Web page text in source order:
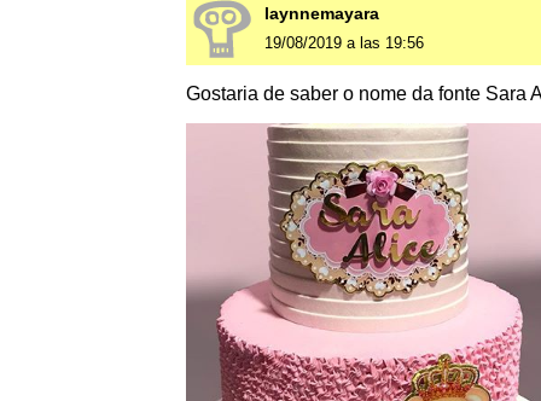
laynnemayara
19/08/2019 a las 19:56
Gostaria de saber o nome da fonte Sara